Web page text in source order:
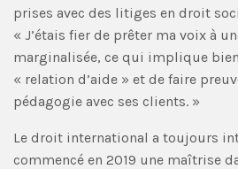
prises avec des litiges en droit
« J’étais fier de prêter ma voix à
marginalisée, ce qui implique
« relation d’aide » et de faire
pédagogie avec ses clients. »
Le droit international a toujours
commencé en 2019 une maîtrise